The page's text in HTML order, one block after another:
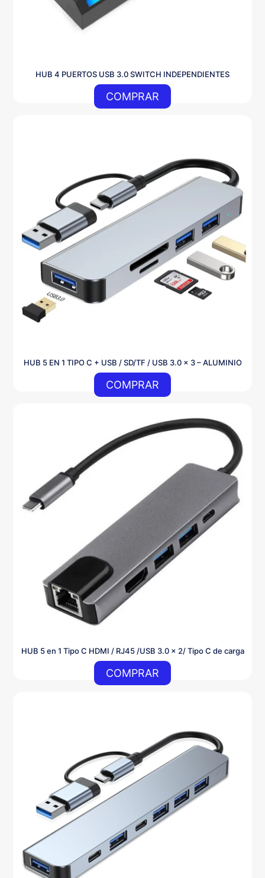
HUB 4 PUERTOS USB 3.0 SWITCH INDEPENDIENTES
COMPRAR
HUB 5 EN 1 TIPO C + USB / SD/TF / USB 3.0 x 3 – ALUMINIO
COMPRAR
HUB 5 en 1 Tipo C HDMI / RJ45 /USB 3.0 x 2/ Tipo C de carga
COMPRAR